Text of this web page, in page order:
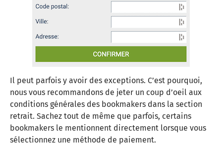
Il peut parfois y avoir des exceptions. C’est pourquoi,
nous vous recommandons de jeter un coup d’oeil aux
conditions générales des bookmakers dans la section
retrait. Sachez tout de même que parfois, certains
bookmakers le mentionnent directement lorsque vous
sélectionnez une méthode de paiement.